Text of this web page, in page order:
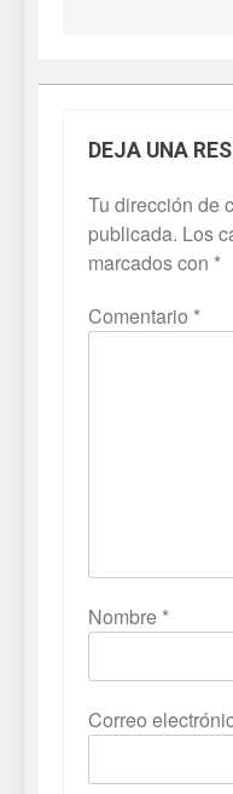
DEJA UNA
Tu dirección de
publicada. Los
marcados con *
Comentario *
Nombre *
Correo